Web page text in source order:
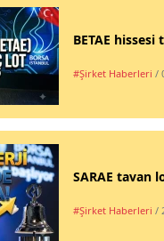
BETAE
#Şirket Haberleri /
SARAE tavan
#Şirket Haberleri /